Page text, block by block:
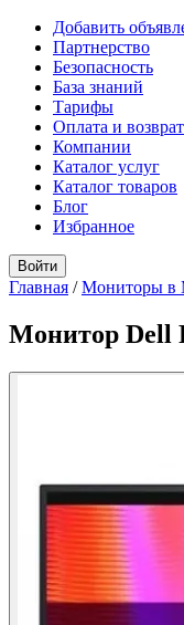
Добавить
Партнерство
Безопасность
База знаний
Тарифы
Оплата и возврат
Компании
Каталог услуг
Каталог товаров
Блог
Избранное
Войти
Главная / Мониторы в
Монитор Dell